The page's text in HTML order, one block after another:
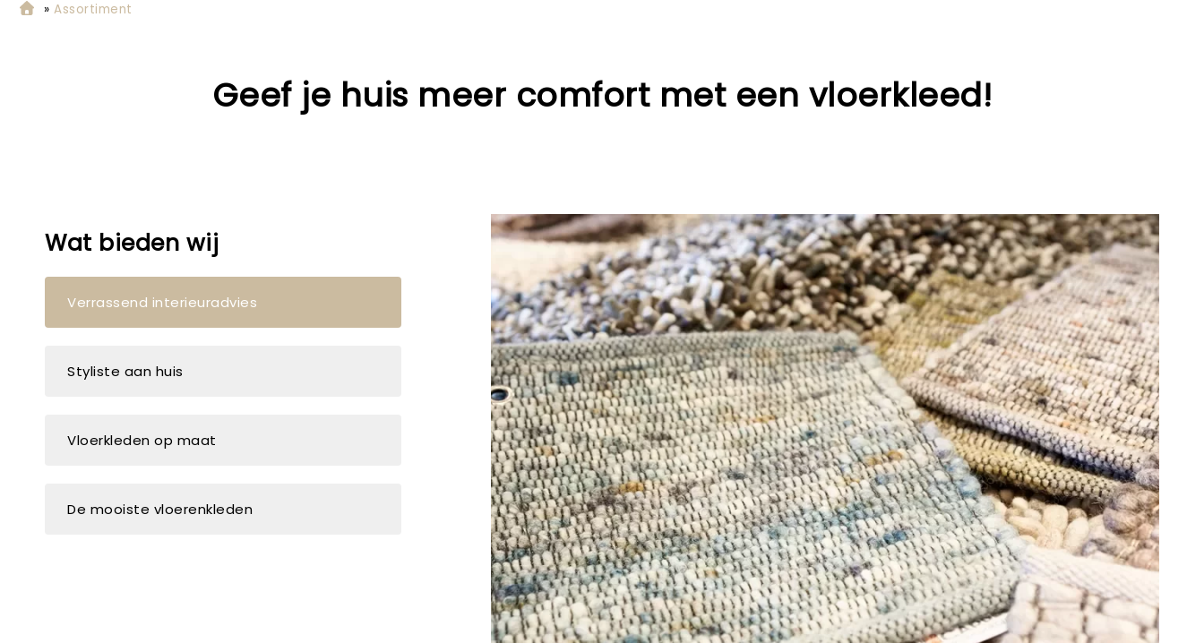
»Assortiment
Geef je huis meer comfort met een vloerkleed!
Wat bieden wij
Verrassend interieuradvies
Styliste aan huis
Vloerkleden op maat
De mooiste vloerenkleden